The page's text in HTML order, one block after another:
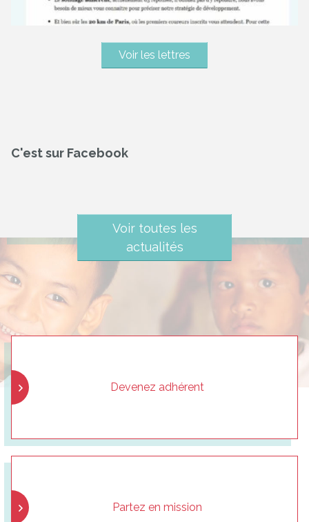
Voir les lettres
C'est sur Facebook
Voir toutes les
actualités
Devenez adhérent
Partez en mission